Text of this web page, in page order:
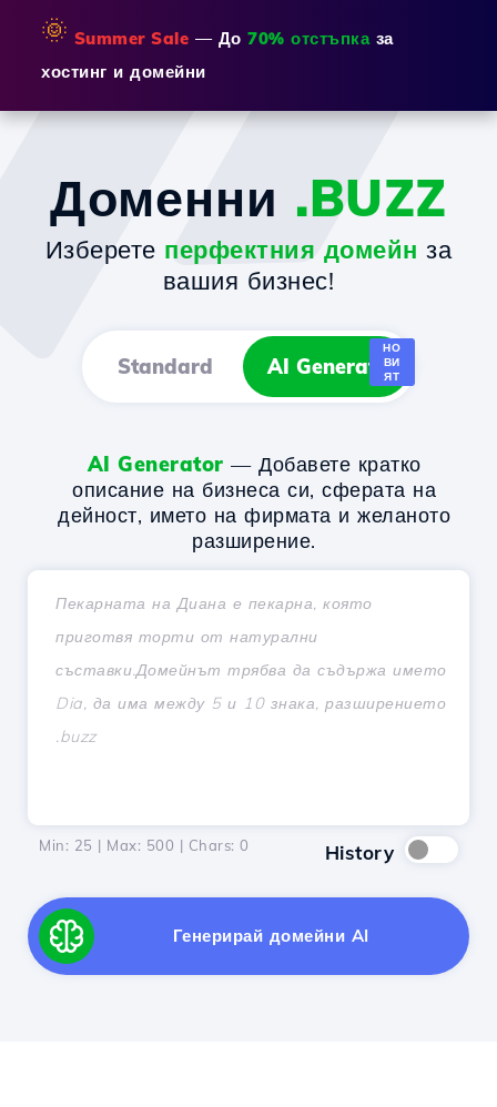
🌞 Summer Sale — До 70% отстъпказа
хостинг и домейни
Доменни .BUZZ
Изберете перфектния домейн за
вашия бизнес!
Standard AI Generator
НО
ВИ
ЯТ
AI Generator — Добавете кратко
описание на бизнеса си, сферата на
дейност, името на фирмата и желаното
разширение.
Min: 25 | Max: 500 | Chars: 0 History
Генерирай домейни AI